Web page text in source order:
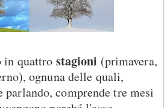
in quattro stagioni (primavera,
ognuna delle quali,
comprende tre mesi